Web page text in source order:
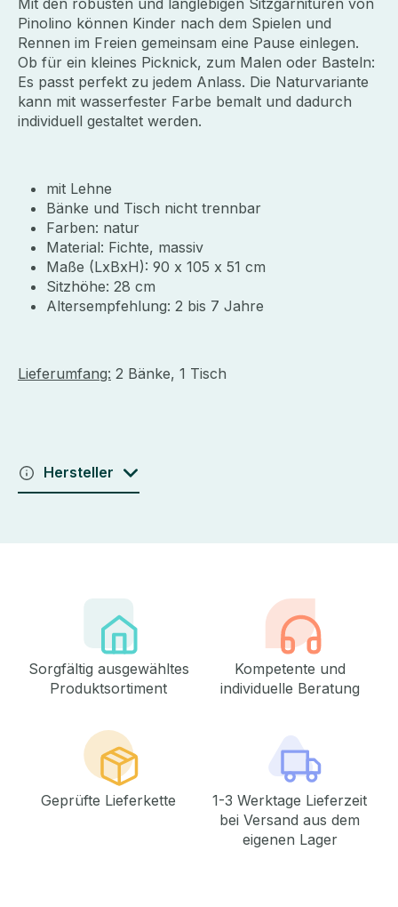
Mit den robusten und langlebigen Sitzgarnituren von
Pinolino können Kinder nach dem Spielen und
Rennen im Freien gemeinsam eine Pause einlegen.
Ob für ein kleines Picknick, zum Malen oder Basteln:
Es passt perfekt zu jedem Anlass. Die Naturvariante
kann mit wasserfester Farbe bemalt und dadurch
individuell gestaltet werden.
mit Lehne
Bänke und Tisch nicht trennbar
Farben: natur
Material: Fichte, massiv
Maße (LxBxH): 90 x 105 x 51 cm
Sitzhöhe: 28 cm
Altersempfehlung: 2 bis 7 Jahre
Lieferumfang: 2 Bänke, 1 Tisch
Hersteller
Sorgfältig ausgewähltes
Produktsortiment
Kompetente und
individuelle Beratung
Geprüfte Lieferkette
1-3 Werktage Lieferzeit
bei Versand aus dem
eigenen Lager